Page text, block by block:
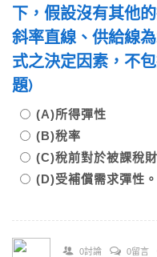
下，假設沒有其他
斜率直線、供給線
式之決定因素，不
題)
(A)所得彈性
(B)稅率
(C)稅前對於被課稅
(D)受補償需求彈性。
0討論 0留言